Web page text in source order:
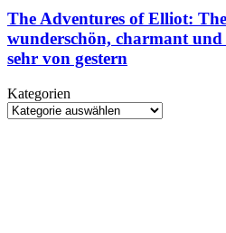
mit
Schrottkarren
of
The
Millennium
–
wunderschön,
The Adventures of Elliot:
wunderschön, charmant und
sehr von gestern
Kategorien
Kategorien